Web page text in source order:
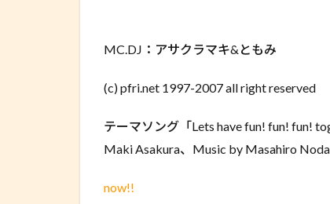
MC.DJ：アサクラマキ&ともみ
(c) pfri.net 1997-2007 all right reserved
テーマソング「Lets have fun! fun! fun!
Maki Asakura、Music by Masahiro
now!!